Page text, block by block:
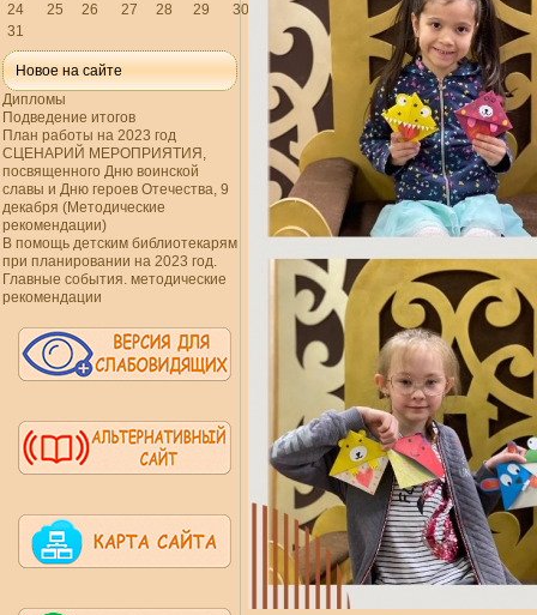
24
25 26 27 28 29
30
31
Новое на сайте
Дипломы
Подведение итогов
План работы на 2023 год
СЦЕНАРИЙ МЕРОПРИЯТИЯ,
посвященного Дню воинской
славы и Дню героев Отечества, 9
декабря (Методические
рекомендации)
В помощь детским библиотекарям
при планировании на 2023 год.
Главные события. методические
рекомендации